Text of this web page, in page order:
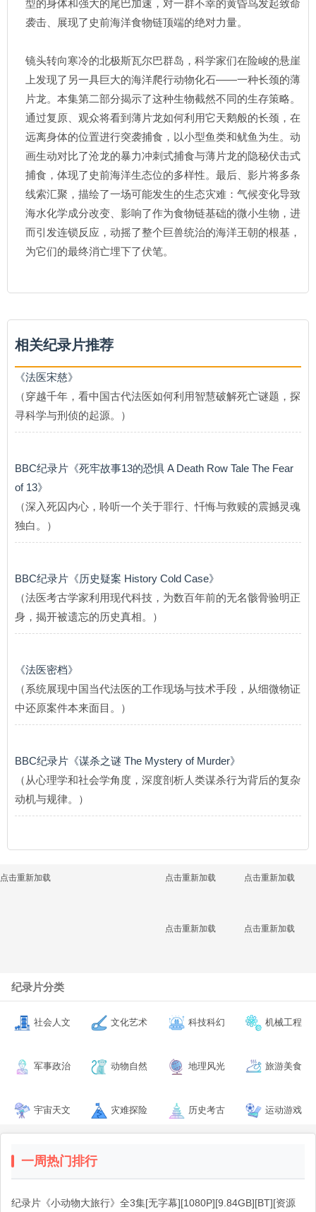
型的身体和强大的尾巴加速，对一群不幸的黄昏鸟发起致命
袭击、展现了史前海洋食物链顶端的绝对力量。
镜头转向寒冷的北极斯瓦尔巴群岛，科学家们在险峻的悬崖
上发现了另一具巨大的海洋爬行动物化石——一种长颈的薄
片龙。本集第二部分揭示了这种生物截然不同的生存策略。
通过复原、观众将看到薄片龙如何利用它天鹅般的长颈，在
远离身体的位置进行突袭捕食，以小型鱼类和鱿鱼为生。动
画生动对比了沧龙的暴力冲刺式捕食与薄片龙的隐秘伏击式
捕食，体现了史前海洋生态位的多样性。最后、影片将多条
线索汇聚，描绘了一场可能发生的生态灾难：气候变化导致
海水化学成分改变、影响了作为食物链基础的微小生物，进
而引发连锁反应，动摇了整个巨兽统治的海洋王朝的根基，
为它们的最终消亡埋下了伏笔。
相关纪录片推荐
《法医宋慈》
（穿越千年，看中国古代法医如何利用智慧破解死亡谜题，探
寻科学与刑侦的起源。）
BBC纪录片《死牢故事13的恐惧 A Death Row Tale The Fear
of 13》
（深入死囚内心，聆听一个关于罪行、忏悔与救赎的震撼灵魂
独白。）
BBC纪录片《历史疑案 History Cold Case》
（法医考古学家利用现代科技，为数百年前的无名骸骨验明正
身，揭开被遗忘的历史真相。）
《法医密档》
（系统展现中国当代法医的工作现场与技术手段，从细微物证
中还原案件本来面目。）
BBC纪录片《谋杀之谜 The Mystery of Murder》
（从心理学和社会学角度，深度剖析人类谋杀行为背后的复杂
动机与规律。）
点击重新加载 点击重新加载 点击重新加载
点击重新加载 点击重新加载
纪录片分类
社会人文 文化艺术 科技科幻 机械工程
军事政治 动物自然 地理风光 旅游美食
宇宙天文 灾难探险 历史考古 运动游戏
一周热门排行
纪录片《小动物大旅行》全3集[无字幕][1080P][9.84GB][BT][资源